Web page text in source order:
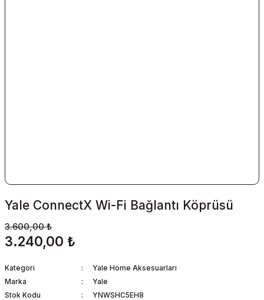
Yale ConnectX Wi-Fi Bağlantı Köprüsü
3.600,00 ₺
3.240,00 ₺
Kategori
Yale Home Aksesuarları
Marka
Yale
Stok Kodu
YNWSHC5EH8